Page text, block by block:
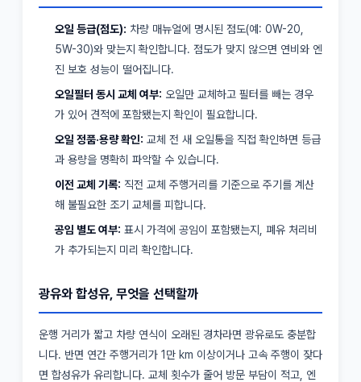
오일 등급(점도): 차량 매뉴얼에 명시된 점도(예: 0W-20,
5W-30)와 맞는지 확인합니다. 점도가 맞지 않으면 연비와 엔
진 보호 성능이 떨어집니다.
오일필터 동시 교체 여부: 오일만 교체하고 필터를 빼는 경우
가 있어 견적에 포함됐는지 확인이 필요합니다.
오일 정품·용량 확인: 교체 전 새 오일통을 직접 확인하면 등급
과 용량을 명확히 파악할 수 있습니다.
이전 교체 기록: 직전 교체 주행거리를 기준으로 주기를 계산
해 불필요한 조기 교체를 피합니다.
공임 별도 여부: 표시 가격에 공임이 포함됐는지, 폐유 처리비
가 추가되는지 미리 확인합니다.
광유와 합성유, 무엇을 선택할까
운행 거리가 짧고 차량 연식이 오래된 경차라면 광유로도 충분합
니다. 반면 연간 주행거리가 1만 km 이상이거나 고속 주행이 잦다
면 합성유가 유리합니다. 교체 횟수가 줄어 방문 부담이 적고, 엔